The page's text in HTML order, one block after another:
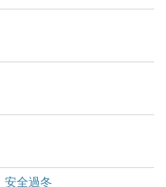
安全過冬